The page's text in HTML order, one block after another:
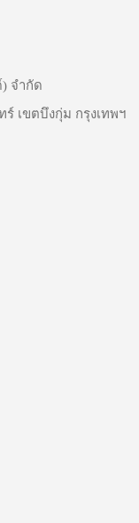
จำกัด
เขตบึงกุ่ม กรุงเทพฯ